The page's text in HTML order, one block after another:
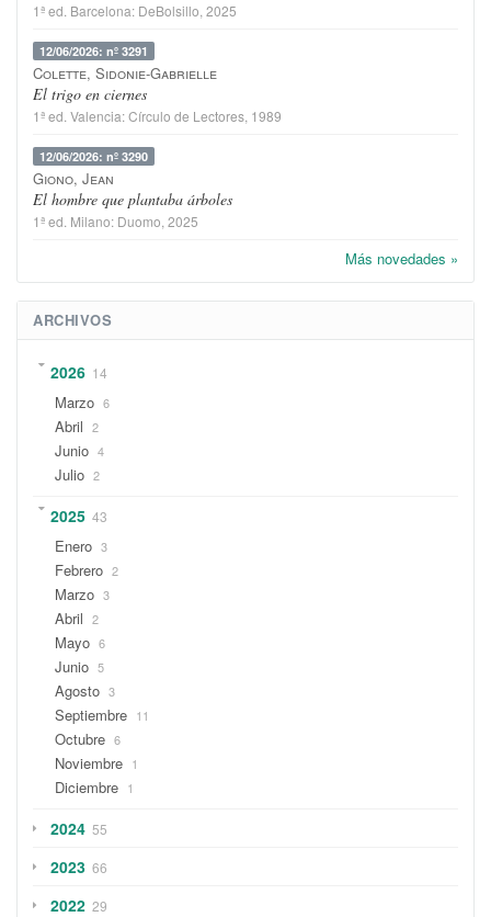
1ª ed. Barcelona: DeBolsillo , 2025
12/06/2026: nº 3291
Colette, Sidonie-Gabrielle
El trigo en ciernes
1ª ed. Valencia:Círculo de Lectores , 1989
12/06/2026: nº 3290
Giono, Jean
El hombre que plantaba árboles
1ª ed. Milano: Duomo , 2025
Más novedades »
ARCHIVOS
2026 14
Marzo 6
Abril 2
Junio 4
Julio 2
2025 43
Enero 3
Febrero 2
Marzo 3
Abril 2
Mayo 6
Junio 5
Agosto 3
Septiembre 11
Octubre 6
Noviembre 1
Diciembre 1
2024 55
2023 66
2022 29